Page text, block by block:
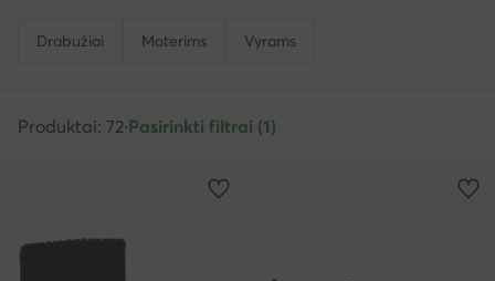
Drabužiai Moterims Vyrams
Produktai: 72·Pasirinkti filtrai (1)